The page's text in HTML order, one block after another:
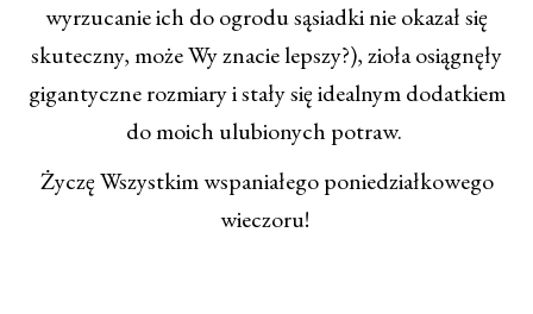
wyrzucanie ich do ogrodu sąsiadki nie okazał się
skuteczny, może Wy znacie lepszy?), zioła osiągnęły
gigantyczne rozmiary i stały się idealnym dodatkiem
do moich ulubionych potraw.
Życzę Wszystkim wspaniałego poniedziałkowego
wieczoru!